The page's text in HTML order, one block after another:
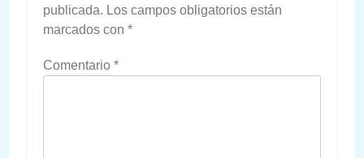
publicada. Los campos obligatorios están
marcados con *
Comentario *